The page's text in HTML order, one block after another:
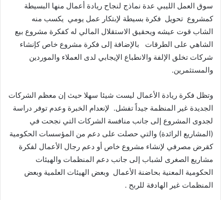
سوق العمل الليبي عدة نماذج لنجاح ريادة أعمال منها البسيطة
كمشروع تحويل فكرة بسيطة لإبتكار عمل يومي يكسب منه
الشاب قوت عيشه ويحقيق الاستقلال المالي له كفكرة مشروع بيع
الشاهي على الطرقات بالإضافة إلى فكرة مشروع خاص كإنشاء
شركات تخلق الإلفة والانطباع الإيجابي لدى العملاء والموردين
والمستثمرين.
وتظل فكرة ريادة الأعمال ليست شيئا سهلا حيث إن معظم الشركات
الجديدة غير المنظمة جيداً تفشل. لإنعدام الخبرة وعدم توفر دراسة
لجدوى المشروع إلى جانب منافسة الشركات التي نجحت في
(المشاريع الرائدة) والتي حصلت على دعم من المؤسسات الحكومية
كقرض مصرفي لإنشاء مشروع خاص أو دعم رجال الأعمال لفكرة
مشاريع الصغرى لشباب إلى جانب دعم المنظمات والهيئات
الحكومية المعنية بحاضنة الأعمال وبعض الهيئات العلمية وبعض
المنظمات غير الهادفة للربح .